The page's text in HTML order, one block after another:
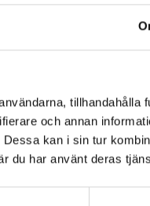
tillhandahålla
och annan
kan i sin tur
du har använt deras